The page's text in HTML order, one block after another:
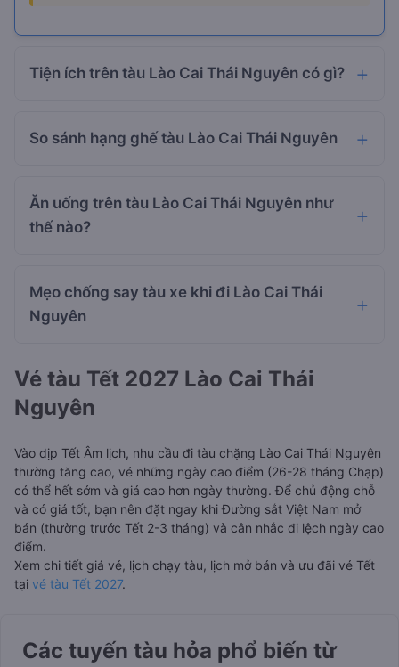
Tiện ích trên tàu Lào Cai Thái Nguyên có gì?
So sánh hạng ghế tàu Lào Cai Thái Nguyên
Ăn uống trên tàu Lào Cai Thái Nguyên như
thế nào?
Mẹo chống say tàu xe khi đi Lào Cai Thái
Nguyên
Vé tàu Tết 2027 Lào Cai Thái
Nguyên
Vào dịp Tết Âm lịch, nhu cầu đi tàu chặng Lào Cai Thái Nguyên
thường tăng cao, vé những ngày cao điểm (26-28 tháng Chạp)
có thể hết sớm và giá cao hơn ngày thường. Để chủ động chỗ
và có giá tốt, bạn nên đặt ngay khi Đường sắt Việt Nam mở
bán (thường trước Tết 2-3 tháng) và cân nhắc đi lệch ngày cao
điểm.
Xem chi tiết giá vé, lịch chạy tàu, lịch mở bán và ưu đãi vé Tết
tại vé tàu Tết 2027.
Các tuyến tàu hỏa phổ biến từ